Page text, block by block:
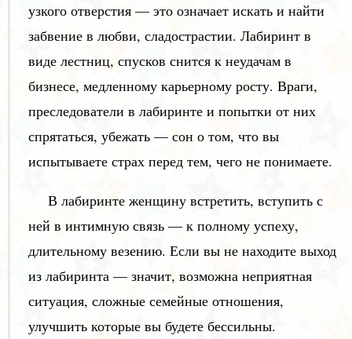
узкого отверстия — это означает искать и найти
забвение в любви, сладострастии. Лабиринт в
виде лестниц, спусков снится к неудачам в
бизнесе, медленному карьерному росту. Враги,
преследователи в лабиринте и попытки от них
спрятаться, убежать — сон о том, что вы
испытываете страх перед тем, чего не понимаете.
В лабиринте женщину встретить, вступить с
ней в интимную связь — к полному успеху,
длительному везению. Если вы не находите выход
из лабиринта — значит, возможна неприятная
ситуация, сложные семейные отношения,
улучшить которые вы будете бессильны.